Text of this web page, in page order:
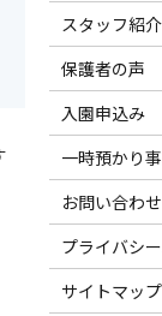
スタッフ紹介
保護者の声
入園申込み
一時預かり
お問い合わせ
プライバシ
サイトマップ